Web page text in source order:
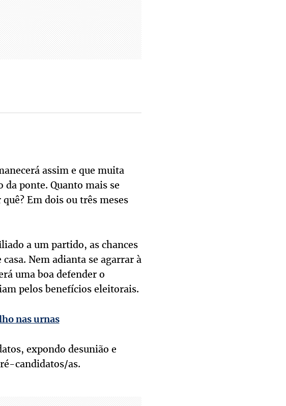
assim e que muita
ponte. Quanto mais se
Em dois ou três meses
a um partido, as chances
Nem adianta se agarrar à
uma boa defender o
pelos benefícios eleitorais.
nas urnas
expondo desunião e
candidatos/as.